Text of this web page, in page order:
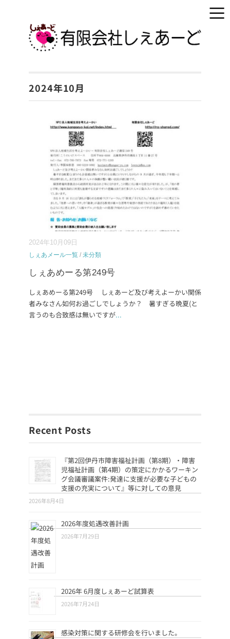
2024年10月
2024年10月09日
しぇあメール一覧 / 未分類
しぇあめーる第249号
しぇあめーる第249号 しぇあーど及び考えよーかい関係
者みなさん如何お過ごしでしょうか？ 暑すぎる晩夏(と
言うのも合致感は無いですが...
Recent Posts
『第2回伊丹市障害福祉計画（第8期）・障害
児福祉計画（第4期）の策定にかかるワーキン
グ会議審議案件:発達に支援が必要な子どもの
支援の充実について』等に対しての意見
2026年8月4日
2026年度処遇改善計画
2026年7月29日
2026年 6月度しぇあーど試算表
2026年7月24日
感染対策に関する研修会を行いました。